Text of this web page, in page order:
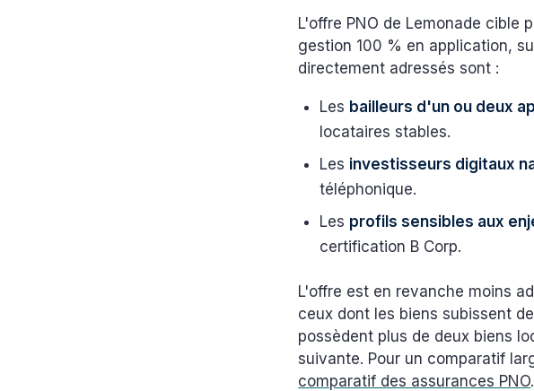
L'offre PNO de Lemonade cible
gestion 100 % en application,
directement adressés sont :
Les bailleurs d'un ou deux
locataires stables.
Les investisseurs digitaux
téléphonique.
Les profils sensibles aux
certification B Corp.
L'offre est en revanche moins
ceux dont les biens subissent
possèdent plus de deux biens
suivante. Pour un comparatif
comparatif des assurances PNO.